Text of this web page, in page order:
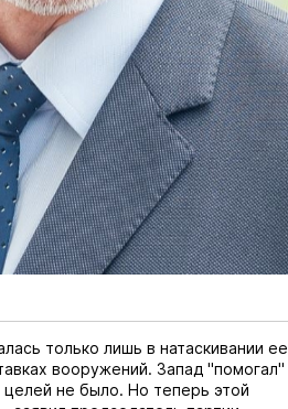
только лишь в натаскивании ее
вооружений. Запад "помогал"
не было. Но теперь этой